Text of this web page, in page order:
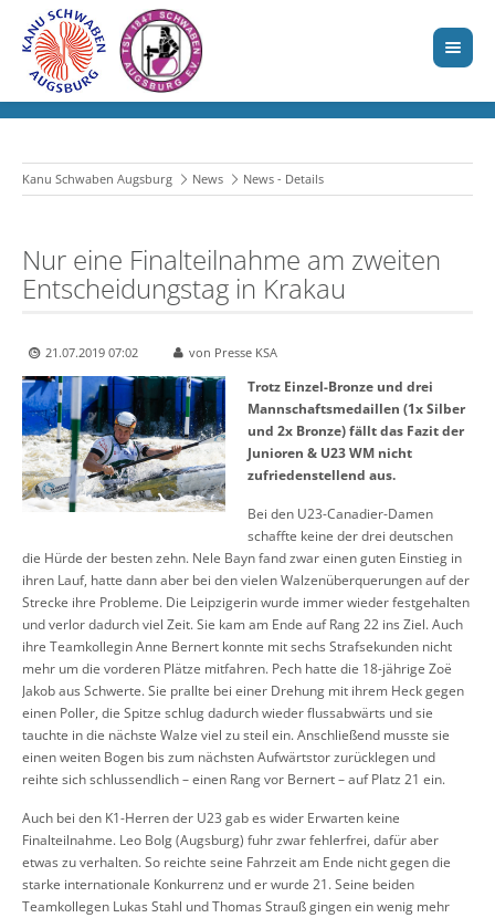
Kanu Schwaben Augsburg News News - Details
Nur eine Finalteilnahme am zweiten
Entscheidungstag in Krakau
21.07.2019 07:02 von Presse KSA
Trotz Einzel-Bronze und drei
Mannschaftsmedaillen (1x Silber
und 2x Bronze) fällt das Fazit der
Junioren & U23 WM nicht
zufriedenstellend aus.
Bei den U23-Canadier-Damen
schaffte keine der drei deutschen
die Hürde der besten zehn. Nele Bayn fand zwar einen guten Einstieg in
ihren Lauf, hatte dann aber bei den vielen Walzenüberquerungen auf der
Strecke ihre Probleme. Die Leipzigerin wurde immer wieder festgehalten
und verlor dadurch viel Zeit. Sie kam am Ende auf Rang 22 ins Ziel. Auch
ihre Teamkollegin Anne Bernert konnte mit sechs Strafsekunden nicht
mehr um die vorderen Plätze mitfahren. Pech hatte die 18-jährige Zoë
Jakob aus Schwerte. Sie prallte bei einer Drehung mit ihrem Heck gegen
einen Poller, die Spitze schlug dadurch wieder flussabwärts und sie
tauchte in die nächste Walze viel zu steil ein. Anschließend musste sie
einen weiten Bogen bis zum nächsten Aufwärtstor zurücklegen und
reihte sich schlussendlich – einen Rang vor Bernert – auf Platz 21 ein.
Auch bei den K1-Herren der U23 gab es wider Erwarten keine
Finalteilnahme. Leo Bolg (Augsburg) fuhr zwar fehlerfrei, dafür aber
etwas zu verhalten. So reichte seine Fahrzeit am Ende nicht gegen die
starke internationale Konkurrenz und er wurde 21. Seine beiden
Teamkollegen Lukas Stahl und Thomas Strauß gingen ein wenig mehr